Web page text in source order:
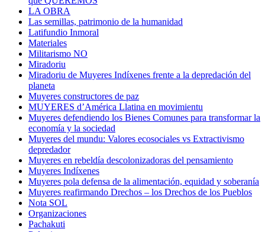
LA OBRA
Las semillas, patrimonio de la humanidad
Latifundio Inmoral
Materiales
Militarismo NO
Miradoriu
Miradoriu de Muyeres Indíxenes frente a la depredación del
planeta
Muyeres constructores de paz
MUYERES d’América Llatina en movimientu
Muyeres defendiendo los Bienes Comunes para transformar la
economía y la sociedad
Muyeres del mundu: Valores ecosociales vs Extractivismo
depredador
Muyeres en rebeldía descolonizadoras del pensamiento
Muyeres Indíxenes
Muyeres pola defensa de la alimentación, equidad y soberanía
Muyeres reafirmando Drechos – los Drechos de los Pueblos
Nota SOL
Organizaciones
Pachakuti